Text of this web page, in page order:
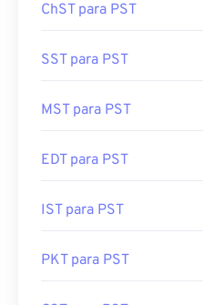
ChST para PST
SST para PST
MST para PST
EDT para PST
IST para PST
PKT para PST